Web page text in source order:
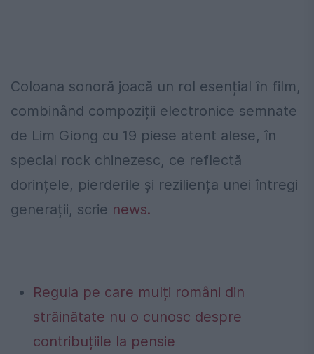
Coloana sonoră joacă un rol esențial în film,
combinând compoziții electronice semnate
de Lim Giong cu 19 piese atent alese, în
special rock chinezesc, ce reflectă
dorințele, pierderile și reziliența unei întregi
generații, scrie news.
Regula pe care mulți români din
străinătate nu o cunosc despre
contribuțiile la pensie